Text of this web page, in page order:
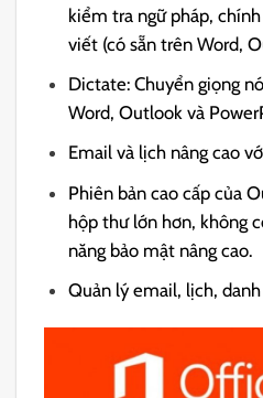
kiểm tra ngữ pháp,
viết (có sẵn trên Word,
Dictate: Chuyển giọng
Word, Outlook và
Email và lịch nâng cao
Phiên bản cao cấp của
hộp thư lớn hơn, không
năng bảo mật nâng cao.
Quản lý email, lịch,